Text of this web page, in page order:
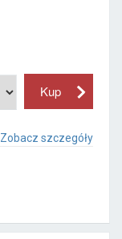
Zobacz szczegóły